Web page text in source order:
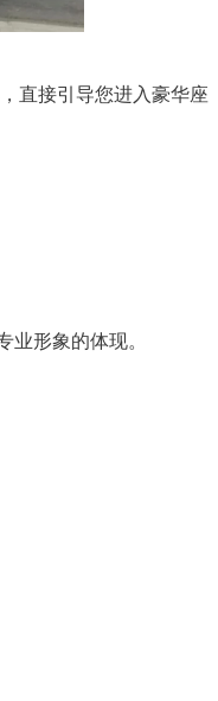
直接引导您进入豪华座
形象的体现。